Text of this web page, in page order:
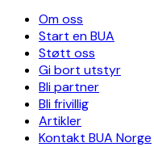
Om oss
Start en BUA
Støtt oss
Gi bort utstyr
Bli partner
Bli frivillig
Artikler
Kontakt BUA Norge